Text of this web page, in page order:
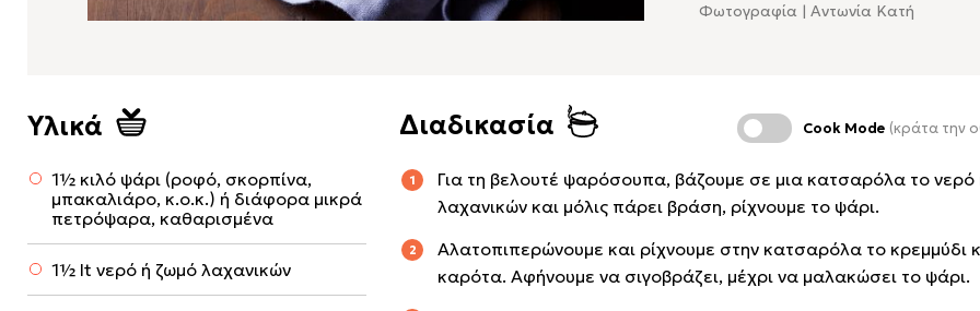
Φωτογραφία | Αντωνία Κατή
Υλικά
1½ κιλό ψάρι (ροφό, σκορπίνα,
μπακαλιάρο, κ.ο.κ.) ή διάφορα μικρά
πετρόψαρα, καθαρισμένα
1½ lt νερό ή ζωμό λαχανικών
Διαδικασία Cook Mode (κράτα την
Για τη βελουτέ ψαρόσουπα, βάζουμε σε μια κατσαρόλα το νερό
λαχανικών και μόλις πάρει βράση, ρίχνουμε το ψάρι.
Αλατοπιπερώνουμε και ρίχνουμε στην κατσαρόλα το κρεμμύδι
καρότα. Αφήνουμε να σιγοβράζει, μέχρι να μαλακώσει το ψάρι.